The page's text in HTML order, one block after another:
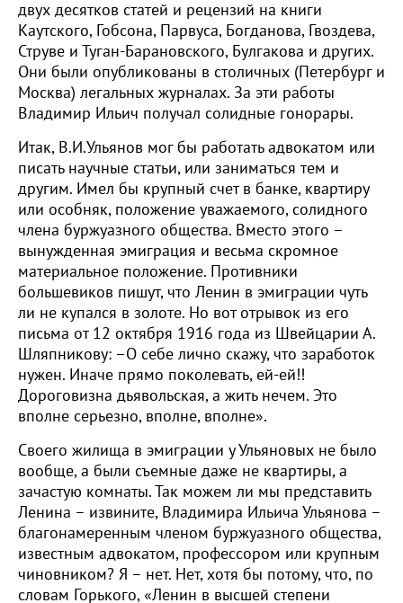
двух десятков статей и рецензий на книги
Каутского, Гобсона, Парвуса, Богданова, Гвоздева,
Струве и Туган-Барановского, Булгакова и других.
Они были опубликованы в столичных (Петербург и
Москва) легальных журналах. За эти работы
Владимир Ильич получал солидные гонорары.
Итак, В.И.Ульянов мог бы работать адвокатом или
писать научные статьи, или заниматься тем и
другим. Имел бы крупный счет в банке, квартиру
или особняк, положение уважаемого, солидного
члена буржуазного общества. Вместо этого –
вынужденная эмиграция и весьма скромное
материальное положение. Противники
большевиков пишут, что Ленин в эмиграции чуть
ли не купался в золоте. Но вот отрывок из его
письма от 12 октября 1916 года из Швейцарии А.
Шляпникову: –О себе лично скажу, что заработок
нужен. Иначе прямо поколевать, ей-ей!!
Дороговизна дьявольская, а жить нечем. Это
вполне серьезно, вполне, вполне».
Своего жилища в эмиграции у Ульяновых не было
вообще, а были съемные даже не квартиры, а
зачастую комнаты. Так можем ли мы представить
Ленина – извините, Владимира Ильича Ульянова –
благонамеренным членом буржуазного общества,
известным адвокатом, профессором или крупным
чиновником? Я – нет. Нет, хотя бы потому, что, по
словам Горького, «Ленин в высшей степени